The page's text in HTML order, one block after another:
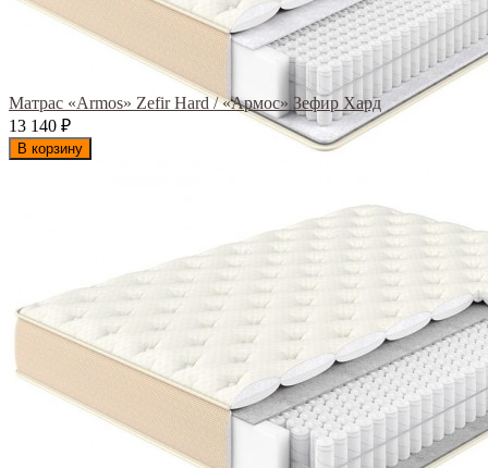
Матрас «Armos» Zefir Hard / «Армос» Зефир Хард
13 140 ₽
В корзину